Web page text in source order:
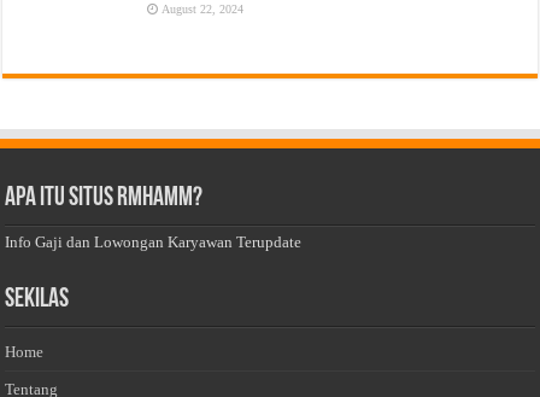
August 22, 2024
Apa Itu Situs Rmhamm?
Info Gaji dan Lowongan Karyawan Terupdate
Sekilas
Home
Tentang